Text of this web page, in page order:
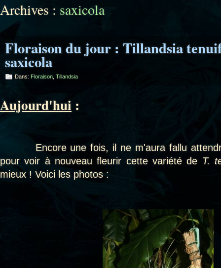
Archives : saxicola
Floraison du jour : Tillandsia
saxicola
Dans: Floraison Tillandsia
Aujourd'hui :
Encore une fois, il ne m'aura fallu
pour voir à nouveau fleurir cette variété de T.
mieux ! Voici les photos :